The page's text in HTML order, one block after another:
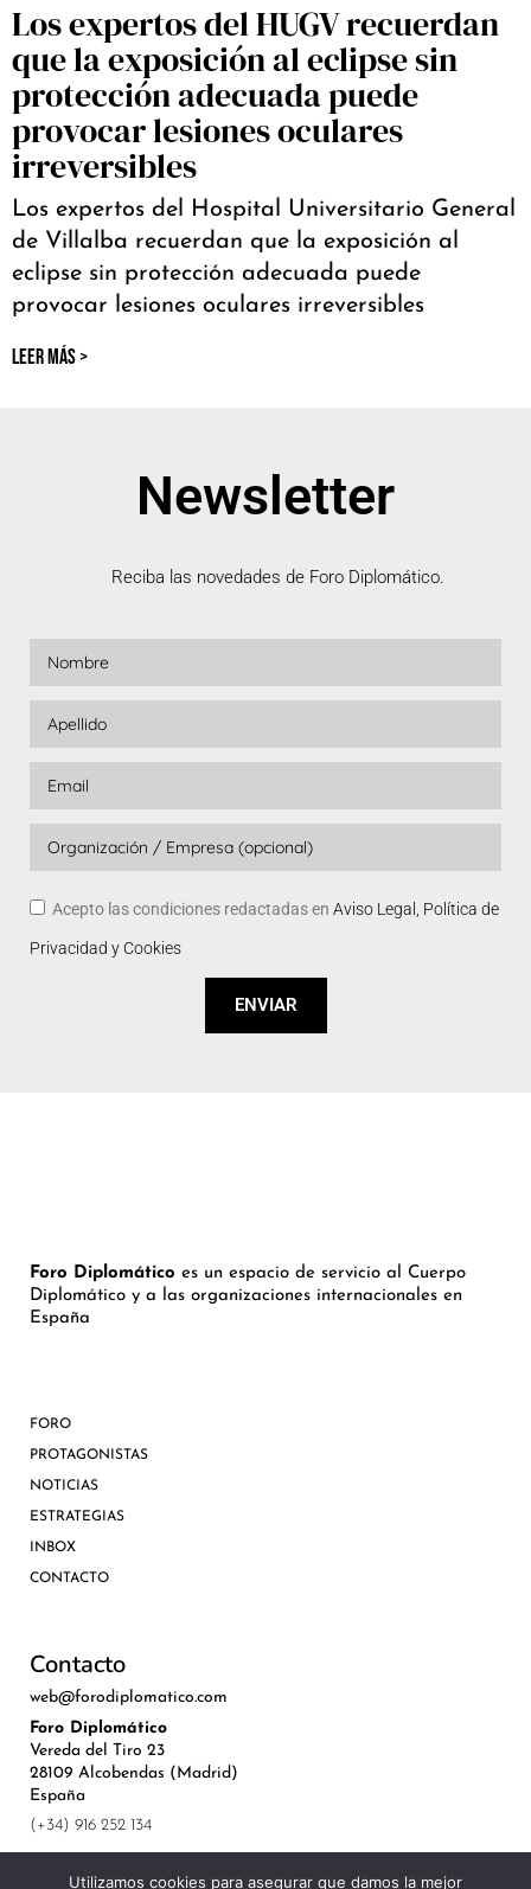
Los expertos del HUGV recuerdan
que la exposición al eclipse sin
protección adecuada puede
provocar lesiones oculares
irreversibles
Los expertos del Hospital Universitario General
de Villalba recuerdan que la exposición al
eclipse sin protección adecuada puede
provocar lesiones oculares irreversibles
LEER MÁS >
Newsletter
Reciba las novedades de Foro Diplomático.
Acepto las condiciones redactadas en Aviso Legal, Política de
Privacidad y Cookies
ENVIAR
Foro Diplomático es un espacio de servicio al Cuerpo
Diplomático y a las organizaciones internacionales en
España
FORO
PROTAGONISTAS
NOTICIAS
ESTRATEGIAS
INBOX
CONTACTO
Contacto
web@forodiplomatico.com
Foro Diplomático
Vereda del Tiro 23
28109 Alcobendas (Madrid)
España
(+34) 916 252 134
Utilizamos cookies para asegurar que damos la mejor